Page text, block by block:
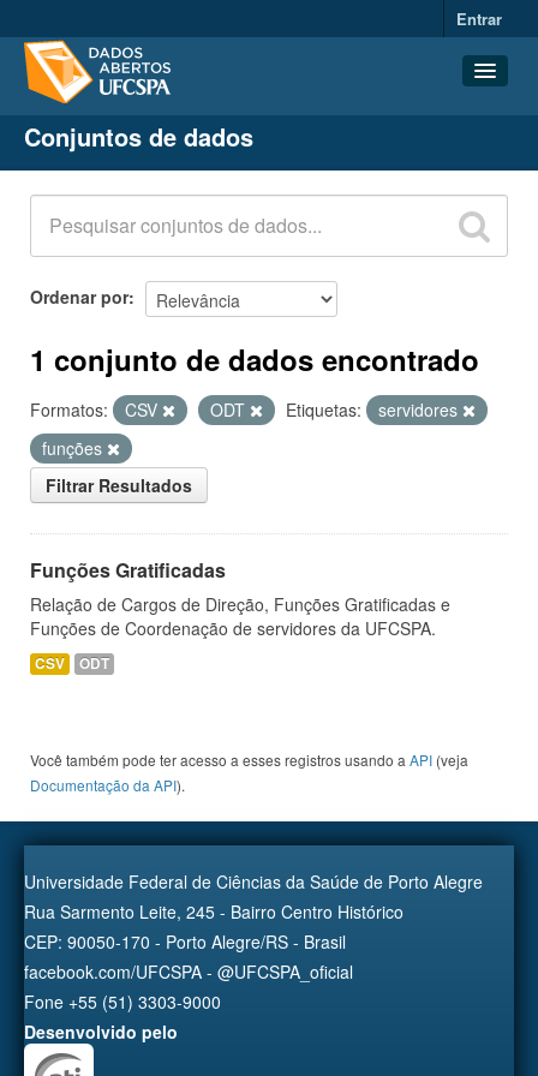
Entrar
Conjuntos de dados
Organizações
Grupos
Sobre
Conjuntos de dados
Ordenar por
1 conjunto de dados encontrado
Formatos: CSV ODT Etiquetas:
servidores
funções
Filtrar Resultados
Funções Gratificadas
Relação de Cargos de Direção, Funções Gratificadas e
Funções de Coordenação de servidores da UFCSPA.
CSV ODT
Você também pode ter acesso a esses registros usando a API (veja
Documentação da API).
Universidade Federal de Ciências da Saúde de Porto Alegre
Rua Sarmento Leite, 245 - Bairro Centro Histórico
CEP: 90050-170 - Porto Alegre/RS - Brasil
facebook.com/UFCSPA - @UFCSPA_oficial
Fone +55 (51) 3303-9000
Desenvolvido pelo